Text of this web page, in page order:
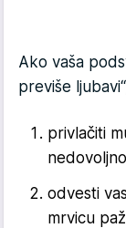
Ako vaša
previše
privlačiti
odvesti
mrvicu